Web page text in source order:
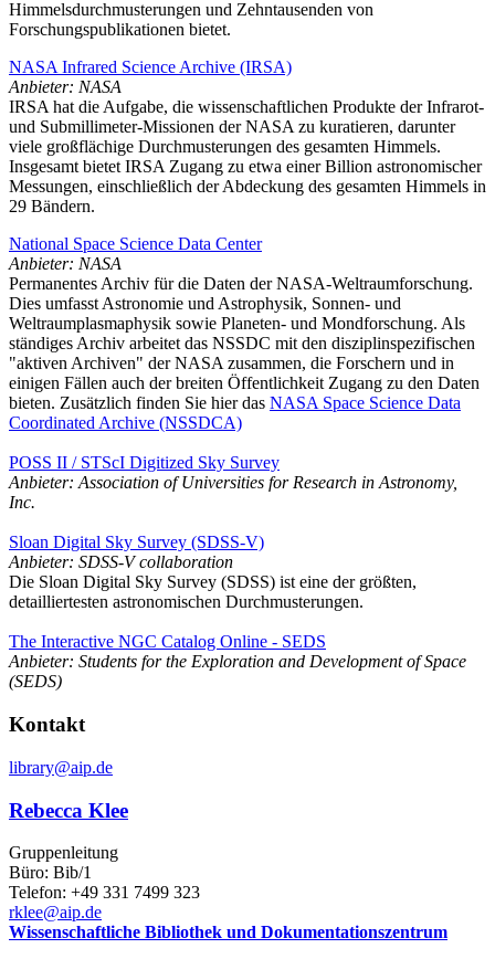
Himmelsdurchmusterungen und Zehntausenden von
Forschungspublikationen bietet.
NASA Infrared Science Archive (IRSA)
Anbieter: NASA
IRSA hat die Aufgabe, die wissenschaftlichen Produkte der Infrarot-
und Submillimeter-Missionen der NASA zu kuratieren, darunter
viele großflächige Durchmusterungen des gesamten Himmels.
Insgesamt bietet IRSA Zugang zu etwa einer Billion astronomischer
Messungen, einschließlich der Abdeckung des gesamten Himmels in
29 Bändern.
National Space Science Data Center
Anbieter: NASA
Permanentes Archiv für die Daten der NASA-Weltraumforschung.
Dies umfasst Astronomie und Astrophysik, Sonnen- und
Weltraumplasmaphysik sowie Planeten- und Mondforschung. Als
ständiges Archiv arbeitet das NSSDC mit den disziplinspezifischen
"aktiven Archiven" der NASA zusammen, die Forschern und in
einigen Fällen auch der breiten Öffentlichkeit Zugang zu den Daten
bieten. Zusätzlich finden Sie hier das NASA Space Science Data
Coordinated Archive (NSSDCA)
POSS II / STScI Digitized Sky Survey
Anbieter: Association of Universities for Research in Astronomy,
Inc.
Sloan Digital Sky Survey (SDSS-V)
Anbieter: SDSS-V collaboration
Die Sloan Digital Sky Survey (SDSS) ist eine der größten,
detailliertesten astronomischen Durchmusterungen.
The Interactive NGC Catalog Online - SEDS
Anbieter: Students for the Exploration and Development of Space
(SEDS)
Kontakt
library@aip.de
Rebecca Klee
Gruppenleitung
Büro: Bib/1
Telefon: +49 331 7499 323
rklee@aip.de
Wissenschaftliche Bibliothek und Dokumentationszentrum